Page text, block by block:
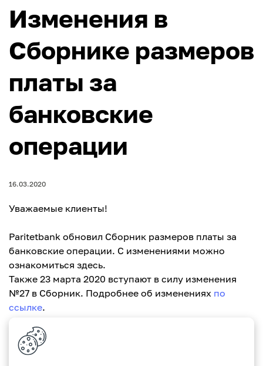
Изменения в
Сборнике размеров
платы за
банковские
операции
16.03.2020
Уважаемые клиенты!
Paritetbank обновил Сборник размеров платы за
банковские операции. С изменениями можно
ознакомиться здесь.
Также 23 марта 2020 вступают в силу изменения
№27 в Сборник. Подробнее об изменениях по
ссылке.
С уважением, Paritetbank